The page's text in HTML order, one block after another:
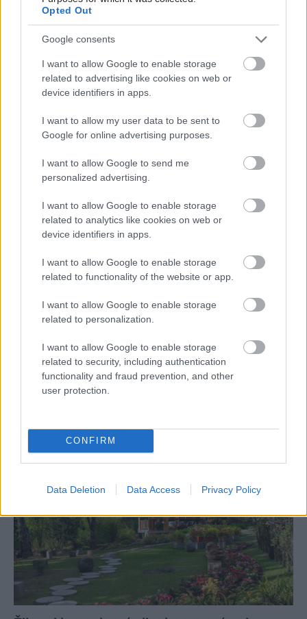
Opted Out
Google consents
I want to allow Google to enable storage
related to advertising like cookies on web or
device identifiers in apps.
I want to allow my user data to be sent to
Google for online advertising purposes.
I want to allow Google to send me
personalized advertising.
I want to allow Google to enable storage
related to analytics like cookies on web or
device identifiers in apps.
I want to allow Google to enable storage
related to functionality of the website or app.
I want to allow Google to enable storage
related to personalization.
I want to allow Google to enable storage
related to security, including authentication
functionality and fraud prevention, and other
user protection.
CONFIRM
Data Deletion Data Access Privacy Policy
Pridajte túto surovinu do prania, obliečky
budú hladšie a pevnejšie. Starý trik z
Ako vybrať dlažbu na záhrady: ktorý
materiál vydrží záťaž, ktorý môže kĺzať a
pri čom rátať s častou údržbou?